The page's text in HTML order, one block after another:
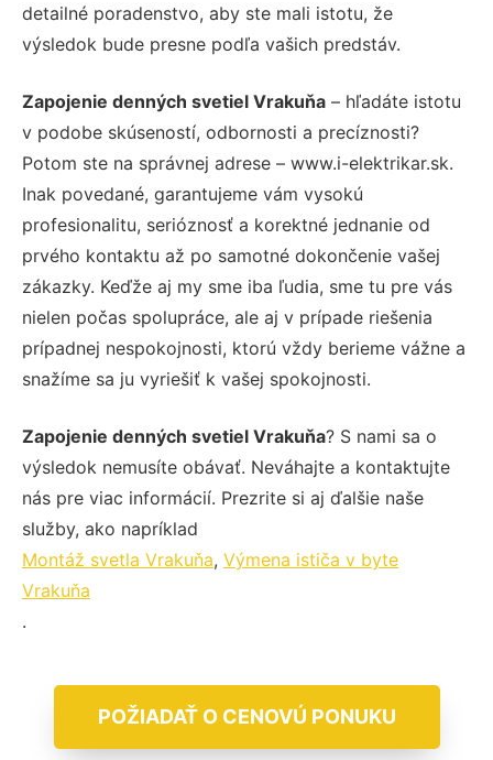
detailné poradenstvo, aby ste mali istotu, že
výsledok bude presne podľa vašich predstáv.
Zapojenie denných svetiel Vrakuňa – hľadáte istotu
v podobe skúseností, odbornosti a precíznosti?
Potom ste na správnej adrese – www.i-elektrikar.sk.
Inak povedané, garantujeme vám vysokú
profesionalitu, serióznosť a korektné jednanie od
prvého kontaktu až po samotné dokončenie vašej
zákazky. Keďže aj my sme iba ľudia, sme tu pre vás
nielen počas spolupráce, ale aj v prípade riešenia
prípadnej nespokojnosti, ktorú vždy berieme vážne a
snažíme sa ju vyriešiť k vašej spokojnosti.
Zapojenie denných svetiel Vrakuňa? S nami sa o
výsledok nemusíte obávať. Neváhajte a kontaktujte
nás pre viac informácií. Prezrite si aj ďalšie naše
služby, ako napríklad
Montáž svetla Vrakuňa, Výmena ističa v byte
Vrakuňa
.
POŽIADAŤ O CENOVÚ PONUKU